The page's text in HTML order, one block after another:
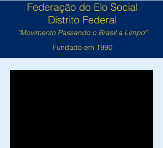
Federação do Elo Social
Distrito Federal
"Movimento Passando o Brasil a Limpo"
Fundado em 1990